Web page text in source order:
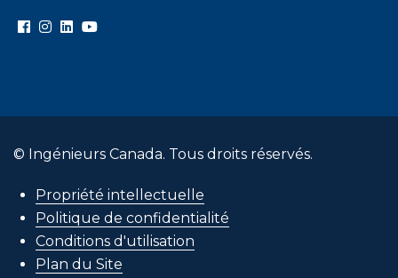
© Ingénieurs Canada. Tous droits réservés.
Propriété intellectuelle
Politique de confidentialité
Conditions d'utilisation
Plan du Site